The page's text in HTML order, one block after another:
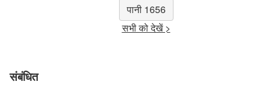
पानी 1656
सभी को देखें >
संबंधित